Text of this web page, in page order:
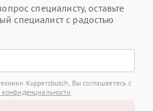
специалисту, оставьте
специалист с радостью
Kuppersbusch, Вы соглашаетесь с